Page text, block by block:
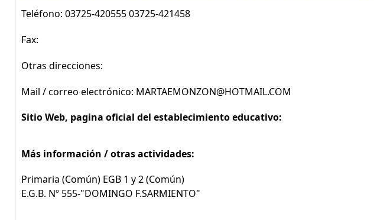
Teléfono: 03725-420555 03725-421458
Fax:
Otras direcciones:
Mail / correo electrónico: MARTAEMONZON@HOTMAIL.COM
Sitio Web, pagina oficial del establecimiento educativo:
Más información / otras actividades:
Primaria (Común) EGB 1 y 2 (Común)
E.G.B. Nº 555-"DOMINGO F.SARMIENTO"